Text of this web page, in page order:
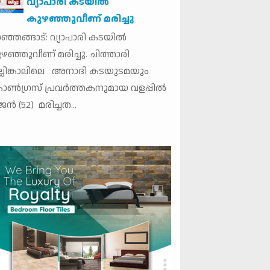
കുഴഞ്ഞുവീണ് മരിച്ചു
വ്യാപാരി കടയിൽ
മരിച്ചു. ചിത്താരി
അനാദി കടയുടമയും
പ്രവർത്തകനുമായ വളപ്പിൽ
(52) മരിച്ചത...